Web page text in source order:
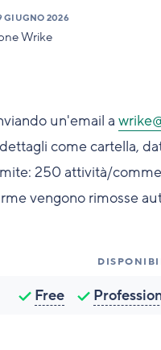
GIUGNO 2026
Wrike
un'email a
come cartella,
250 attività/
vengono rimosse
Free